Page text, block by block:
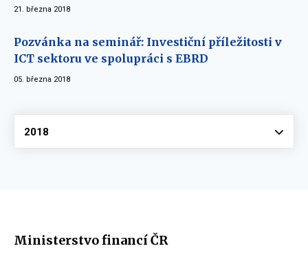
21. března 2018
Pozvánka na seminář: Investiční příležitosti v
ICT sektoru ve spolupráci s EBRD
05. března 2018
Vyberte
2018
Ministerstvo financí ČR